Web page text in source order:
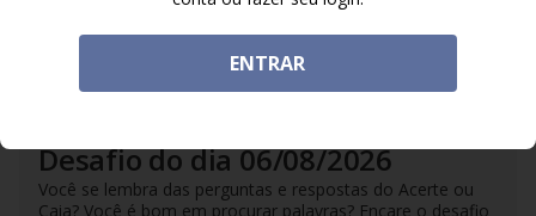
DO R7/06/08/2026
Desafio do dia 06/08/2026
Você se lembra das perguntas e respostas do Acerte ou
Caia? Você é bom em procurar palavras? Encare o desafio
ENTRAR